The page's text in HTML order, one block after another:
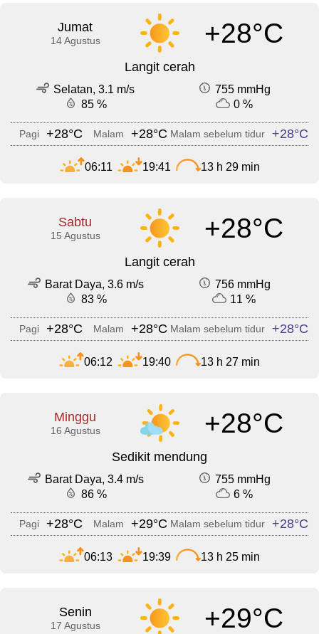
Jumat
14 Agustus +28°C
Langit cerah
Selatan, 3.1 m/s
755 mmHg
85 %
0 %
Pagi +28°C Malam +28°C Malam sebelum tidur +28°C
06:11 19:41 13 h 29 min
Sabtu
15 Agustus +28°C
Langit cerah
Barat Daya, 3.6 m/s
756 mmHg
83 %
11 %
Pagi +28°C Malam +28°C Malam sebelum tidur +28°C
06:12 19:40 13 h 27 min
Minggu
16 Agustus +28°C
Sedikit mendung
Barat Daya, 3.4 m/s
755 mmHg
86 %
6 %
Pagi +28°C Malam +29°C Malam sebelum tidur +28°C
06:13 19:39 13 h 25 min
Senin
17 Agustus +29°C